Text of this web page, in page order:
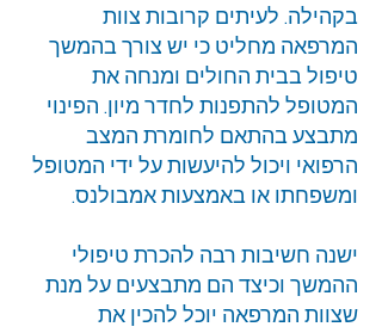
בקהילה. לעיתים קרובות צוות
המרפאה מחליט כי יש צורך בהמשך
טיפול בבית החולים ומנחה את
המטופל להתפנות לחדר מיון. הפינוי
מתבצע בהתאם לחומרת המצב
הרפואי ויכול להיעשות על ידי המטופל
ומשפחתו או באמצעות אמבולנס.
ישנה חשיבות רבה להכרת טיפולי
ההמשך וכיצד הם מתבצעים על מנת
שצוות המרפאה יוכל להכין את